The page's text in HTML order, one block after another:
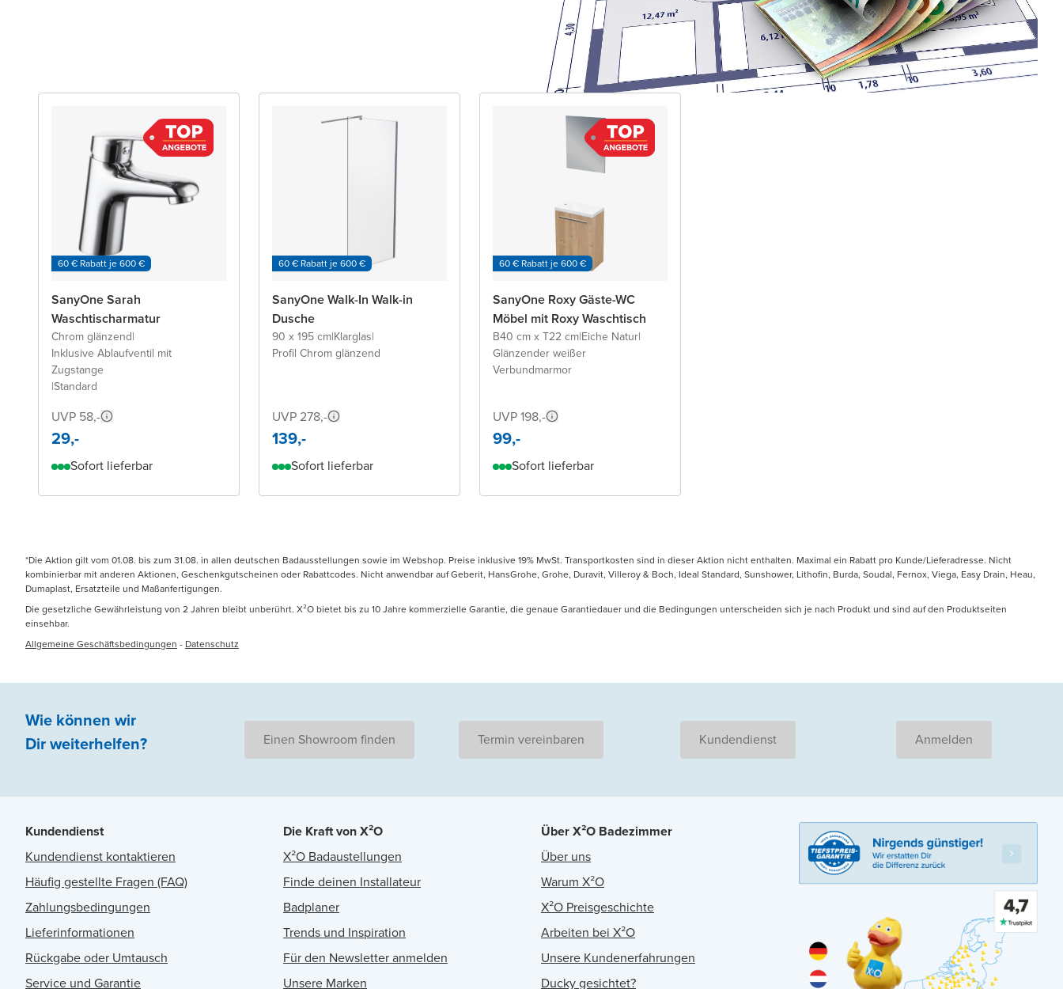
60 € Rabatt je 600 €
SanyOne Sarah
Waschtischarmatur
Chrom glänzend|
Inklusive Ablaufventil mit
Zugstange
|Standard
UVP 58,-
29,-
Sofort lieferbar
60 € Rabatt je 600 €
SanyOne Walk-In Walk-in
Dusche
90 x 195 cm|Klarglas|
Profil Chrom glänzend
UVP 278,-
139,-
Sofort lieferbar
60 € Rabatt je 600 €
SanyOne Roxy Gäste-WC
Möbel mit Roxy Waschtisch
B40 cm x T22 cm|Eiche Natur|
Glänzender weißer
Verbundmarmor
UVP 198,-
99,-
Sofort lieferbar
*Die Aktion gilt vom 01.08. bis zum 31.08. in allen deutschen Badausstellungen sowie im Webshop. Preise inklusive 19% MwSt. Transportkosten sind in dieser Aktion nicht enthalten. Maximal ein Rabatt pro Kunde/Lieferadresse. Nicht
kombinierbar mit anderen Aktionen, Geschenkgutscheinen oder Rabattcodes. Nicht anwendbar auf Geberit, HansGrohe, Grohe, Duravit, Villeroy & Boch, Ideal Standard, Sunshower, Lithofin, Burda, Soudal, Fernox, Viega, Easy Drain, Heau,
Dumaplast, Ersatzteile und Maßanfertigungen.
Die gesetzliche Gewährleistung von 2 Jahren bleibt unberührt. X²O bietet bis zu 10 Jahre kommerzielle Garantie, die genaue Garantiedauer und die Bedingungen unterscheiden sich je nach Produkt und sind auf den Produktseiten
einsehbar.
Allgemeine Geschäftsbedingungen - Datenschutz
Wie können wir
Dir weiterhelfen? Einen Showroom finden Termin vereinbaren Kundendienst Anmelden
Kundendienst
Kundendienst kontaktieren
Häufig gestellte Fragen (FAQ)
Zahlungsbedingungen
Lieferinformationen
Rückgabe oder Umtausch
Service und Garantie
Die Kraft von X²O
X²O Badaustellungen
Finde deinen Installateur
Badplaner
Trends und Inspiration
Für den Newsletter anmelden
Unsere Marken
Über X²O Badezimmer
Über uns
Warum X²O
X²O Preisgeschichte
Arbeiten bei X²O
Unsere Kundenerfahrungen
Ducky gesichtet?